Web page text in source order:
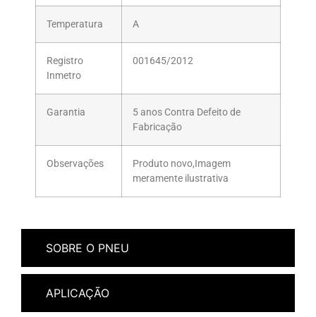
SOBRE O PNEU
APLICAÇÃO
Temperatura A
Registro
Inmetro
001645/2012
Garantia
5 anos Contra Defeito de
Fabricação
Observações
Produto novo,Imagem
meramente ilustrativa